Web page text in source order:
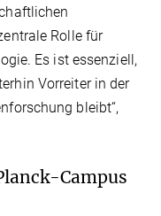
Rolle für
Es ist essenziell,
Vorreiter in der
bleibt“,
Campus